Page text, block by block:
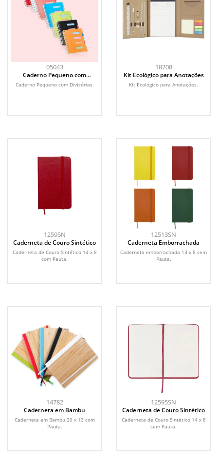
05043
Caderno Pequeno com
Caderno Pequeno com Divisórias.
18708
Kit Ecológico para Anotações
Kit Ecológico para Anotações.
12595N
Caderneta de Couro Sintético
Caderneta de Couro Sintético 14 x 8
com Pauta.
12513SN
Caderneta Emborrachada
Caderneta emborrachada 13 x 8 sem
Pauta.
14782
Caderneta em Bambu
Caderneta em Bambu 20 x 13 com
Pauta.
12595SN
Caderneta de Couro Sintético
Caderneta de Couro Sintético 14 x 8
sem Pauta.